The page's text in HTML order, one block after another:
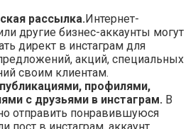
рассылка.Интернет-
другие бизнес-аккаунты могут
директ в инстаграм для
акций, специальных
своим клиентам.
профилями,
с друзьями в инстаграм. В
отправить понравившуюся